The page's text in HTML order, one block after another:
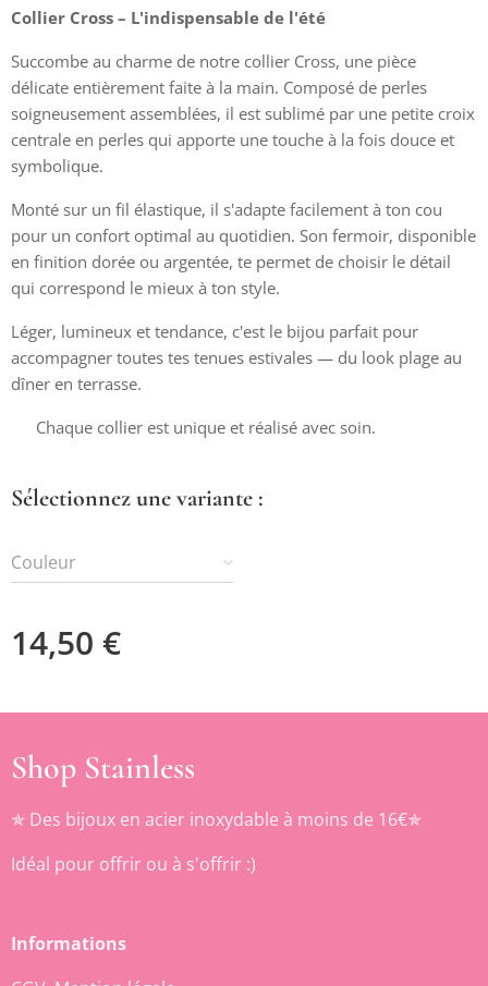
Collier Cross – L'indispensable de l'été ☀️
Succombe au charme de notre collier Cross, une pièce
délicate entièrement faite à la main. Composé de perles
soigneusement assemblées, il est sublimé par une petite croix
centrale en perles qui apporte une touche à la fois douce et
symbolique.
Monté sur un fil élastique, il s'adapte facilement à ton cou
pour un confort optimal au quotidien. Son fermoir, disponible
en finition dorée ou argentée, te permet de choisir le détail
qui correspond le mieux à ton style.
Léger, lumineux et tendance, c'est le bijou parfait pour
accompagner toutes tes tenues estivales — du look plage au
dîner en terrasse.
✨ Chaque collier est unique et réalisé avec soin.
Sélectionnez une variante :
Couleur
14,50 €
Shop Stainless
✯ Des bijoux en acier inoxydable à moins de 16€✯
Idéal pour offrir ou à s'offrir :)
Informations